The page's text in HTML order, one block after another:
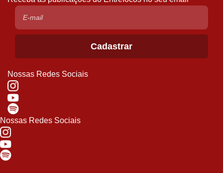
Nossas Redes Sociais
Nossas Redes Sociais